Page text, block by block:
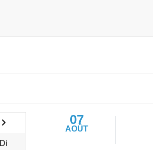
Di
07
AOÛT